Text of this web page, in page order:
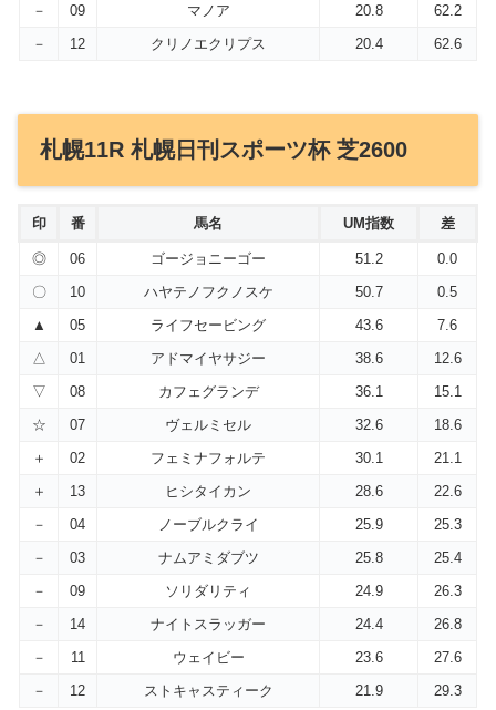
－
09 マノア 20.8
62.2
－
12 クリノエクリプス 20.4 62.6
札幌11R 札幌日刊スポーツ杯 芝2600
印 番 馬名 UM指数 差
◎ 06 ゴージョニーゴー 51.2
0.0
〇
10 ハヤテノフクノスケ 50.7
0.5
▲
05 ライフセービング 43.6
7.6
△
01 アドマイヤサジー 38.6
12.6
▽
08 カフェグランデ 36.1
15.1
☆
07 ヴェルミセル 32.6
18.6
＋
02 フェミナフォルテ 30.1
21.1
＋
13 ヒシタイカン 28.6
22.6
－
04 ノーブルクライ 25.9
25.3
－
03 ナムアミダブツ 25.8
25.4
－
09 ソリダリティ 24.9
26.3
－
14 ナイトスラッガー 24.4
26.8
－
11 ウェイビー 23.6
27.6
－
12 ストキャスティーク 21.9 29.3